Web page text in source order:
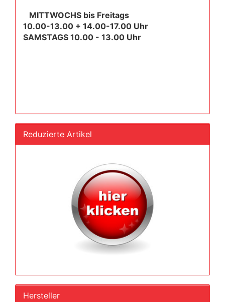
MITTWOCHS bis Freitags
10.00-13.00 + 14.00-17.00 Uhr
SAMSTAGS 10.00 - 13.00 Uhr
Reduzierte Artikel
Hersteller